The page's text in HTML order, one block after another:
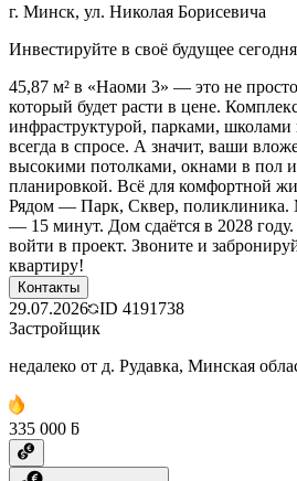
г. Минск, ул. Николая Борисевича
Инвестируйте в своё будущее
45,87 м² в «Наоми 3» — это не
который будет расти в цене.
инфраструктурой, парками,
всегда в спросе. А значит, ваши
высокими потолками, окнами в пол
планировкой. Всё для комфортной
Рядом — Парк, Сквер,
— 15 минут. Дом сдаётся в 2028
войти в проект. Звоните и
квартиру!
Контакты
29.07.2026 ID 4191738
Застройщик
недалеко от д. Рудавка, Минская
335 000 ƃ